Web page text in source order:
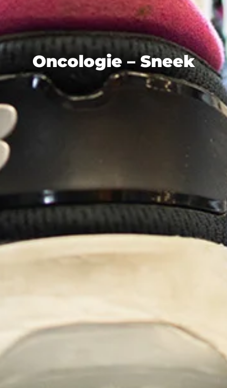
Oncologie – Sneek